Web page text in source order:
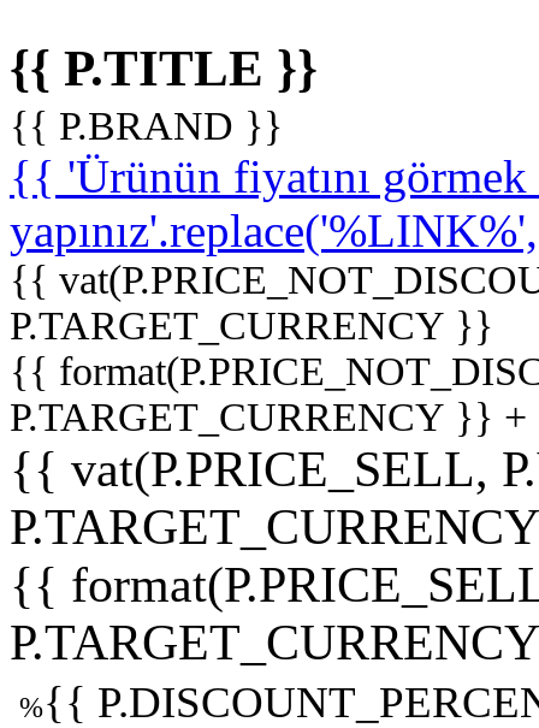
{{ P.TITLE }}
{{ P.BRAND }}
{{ 'Ürünün fiyatını
{{
P.TARGET_CURRENCY }}
{{
P.TARGET_CURRENCY }}
{{ vat(P.PRICE_SELL,
{{
%{{